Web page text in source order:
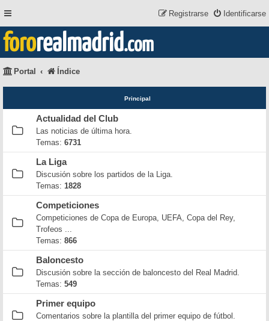
Identificarse
Registrarse
fororealmadrid.com
Portal Índice
Principal
Actualidad del Club
Las noticias de última hora.
Temas: 6731
La Liga
Discusión sobre los partidos de la Liga.
Temas: 1828
Competiciones
Competiciones de Copa de Europa, UEFA, Copa del Rey,
Trofeos ...
Temas: 866
Baloncesto
Discusión sobre la sección de baloncesto del Real Madrid.
Temas: 549
Primer equipo
Comentarios sobre la plantilla del primer equipo de fútbol.